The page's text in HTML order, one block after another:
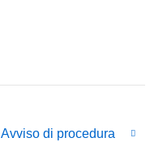
Avviso di procedura